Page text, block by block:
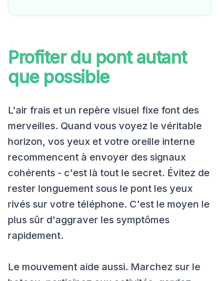
Profiter du pont autant
que possible
L'air frais et un repère visuel fixe font des
merveilles. Quand vous voyez le véritable
horizon, vos yeux et votre oreille interne
recommencent à envoyer des signaux
cohérents - c'est là tout le secret. Évitez de
rester longuement sous le pont les yeux
rivés sur votre téléphone. C'est le moyen le
plus sûr d'aggraver les symptômes
rapidement.
Le mouvement aide aussi. Marchez sur le